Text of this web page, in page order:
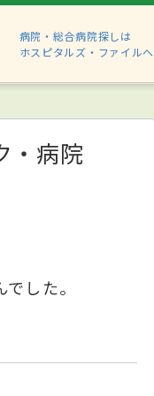
病院・総合病院探しは
ホスピタルズ・ファイルへ
・病院
した。